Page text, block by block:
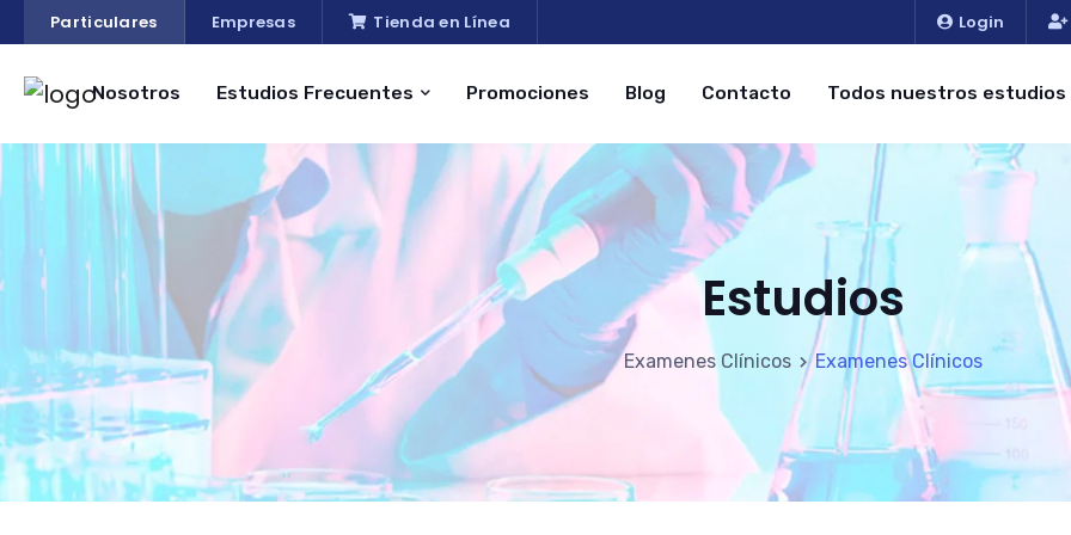
Particulares Empresas Tienda en Línea Login
Nosotros Estudios Frecuentes Promociones Blog Contacto Todos nuestros estudios
Estudios
Examenes Clínicos Examenes Clínicos